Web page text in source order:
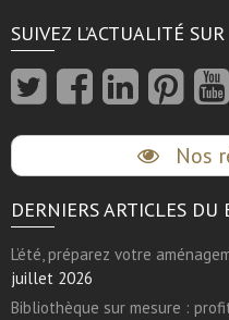
SUIVEZ L’ACTUALITÉ SUR
Nos
DERNIERS ARTICLES DU
L’été, préparez votre
juillet 2026
Bibliothèque sur mesure :